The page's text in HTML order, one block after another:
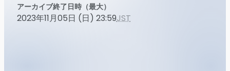
アーカイブ終了日時（最大）
2023年11月05日 (日) 23:59JST